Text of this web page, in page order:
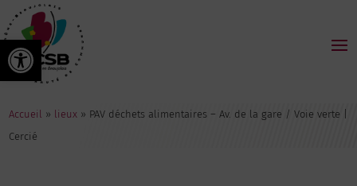
Ouvrir la barre d’outils
Accueil » lieux » PAV déchets alimentaires – Av. de la gare / Voie verte |
Cercié